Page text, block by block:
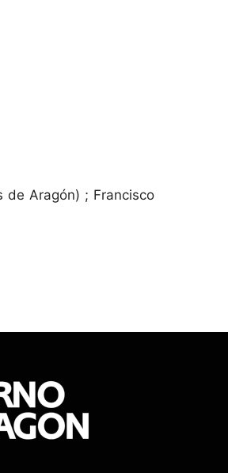
de Aragón) ; Francisco